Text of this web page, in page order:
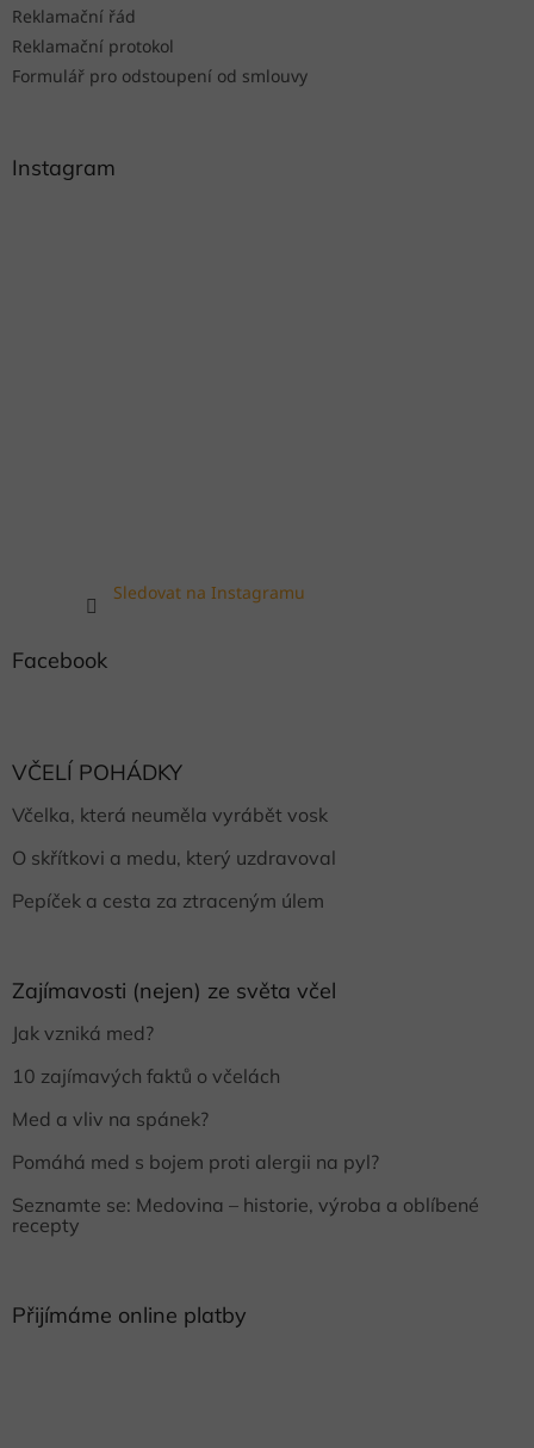
Reklamační řád
Reklamační protokol
Formulář pro odstoupení od smlouvy
Instagram
Sledovat na Instagramu
Facebook
VČELÍ POHÁDKY
Včelka, která neuměla vyrábět vosk
O skřítkovi a medu, který uzdravoval
Pepíček a cesta za ztraceným úlem
Zajímavosti (nejen) ze světa včel
Jak vzniká med?
10 zajímavých faktů o včelách
Med a vliv na spánek?
Pomáhá med s bojem proti alergii na pyl?
Seznamte se: Medovina – historie, výroba a oblíbené
recepty
Přijímáme online platby